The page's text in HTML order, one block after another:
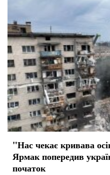
"Нас чекає кривава
Ярмак попередив
початок